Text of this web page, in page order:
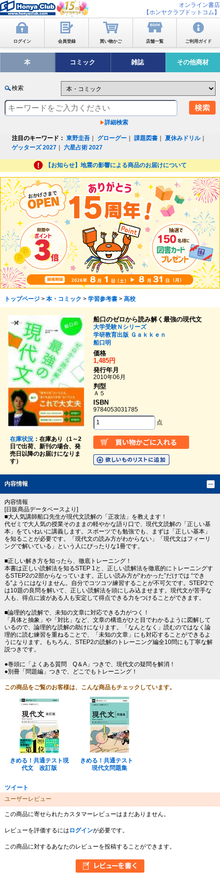
オンライン書店
【ホンヤクラブドットコム】
ログイン 会員登録 買い物かご 店舗一覧 ご利用ガイド
本 コミック 雑誌 その他商材
検索
詳細検索
注目のキーワード： 東野圭吾 グローグー ｜課題図書 ｜夏休みドリル｜
ゲッターズ 2027 ｜六星占術 2027
【お知らせ】地震の影響による商品のお届けについて
トップページ> 本・コミック > 学習参考書> 高校
在庫状況：在庫あり（1～2
日で出荷、新刊の場合、発
売日以降のお届けになりま
す）
船口のゼロから読み解く最強の現代文
大学受験Ｎシリーズ
学研教育出版 Ｇａｋｋｅｎ
船口明
価格
1,485円
発行年月
2010年06月
判型
Ａ５
ISBN
9784053031785
点
内容情報
内容情報
[日販商品データベースより]
■大人気講師船口先生が現代文読解の「正攻法」を教えます！
代ゼミで大人気の授業そのままの軽やかな語り口で、現代文読解の「正しい基
本」をていねいに講義します。スポーツでも勉強でも、まずは「正しい基本」
を知ることが必要です。「現代文の読み方がわからない」「現代文はフィーリ
ングで解いている」という人にぴったりな1冊です。
■正しい解き方を知ったら、徹底トレーニング！
本書は正しい読解法を知るSTEP 1と、正しい読解法を徹底的にトレーニングす
るSTEP2の2部からなっています。正しい読み方が“わかった”だけでは “でき
る”ようにはなりません。自分でコツコツ練習することが不可欠です。STEP2で
は10題の良問を解いて、正しい読解法を頭にしみ込ませます。現代文が苦手な
人も、得点に波がある人も安定して得点できる力をつけることができます。
■論理的な読解で、未知の文章に対応できる力がつく！
「具体と抽象」や「対比」など、文章の構造がひと目でわかるように図解して
いるので、論理的な読解の助けになります。「なんとなく」読むのではなく論
理的に読む練習を重ねることで、「未知の文章」にも対応することができるよ
うになります。もちろん、STEP2の読解のトレーニング編全10問にも丁寧な解
説つきです。
●巻頭に「よくある質問 Q＆A」つきで、現代文の疑問を解消！
●別冊「問題編」つきで、どこでもトレーニング！
この商品をご覧のお客様は、こんな商品もチェックしています。
きめる！共通テスト現
代文 改訂版
きめる！共通テスト
現代文問題集
ツイート
ユーザーレビュー
この商品に寄せられたカスタマーレビューはまだありません。
レビューを評価するには ログインが必要です。
この商品に対するあなたのレビューを投稿することができます。